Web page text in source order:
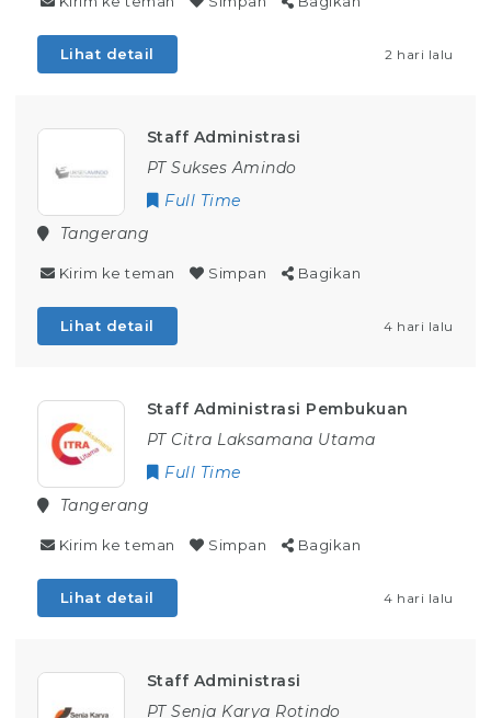
Lihat detail 2 hari lalu
Staff Administrasi
PT Sukses Amindo
Full Time
Tangerang
Kirim ke teman Simpan Bagikan
Lihat detail 4 hari lalu
Staff Administrasi Pembukuan
PT Citra Laksamana Utama
Full Time
Tangerang
Kirim ke teman Simpan Bagikan
Lihat detail 4 hari lalu
Staff Administrasi
PT Senja Karya Rotindo